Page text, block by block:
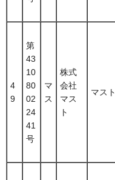
4
9
第
43
10
80
02
24
41
号
マ
ス
株式
会社
マス
ト
マスト